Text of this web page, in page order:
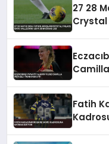
27 28
Crystal
Fatih